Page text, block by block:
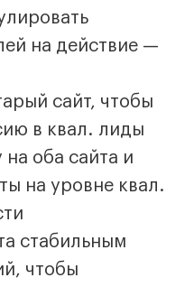
на действие —
сайт, чтобы
в квал. лиды
на оба сайта и
на уровне квал.
стабильным
чтобы